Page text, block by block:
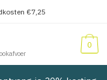
€7,25
0